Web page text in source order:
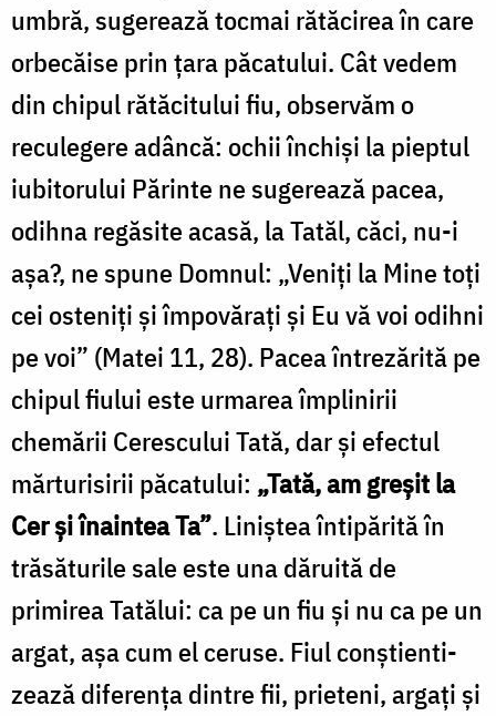
umbră, sugerează tocmai rătăcirea în care
orbecăise prin țara păcatului. Cât vedem
din chipul rătăcitului fiu, observăm o
reculegere adâncă: ochii închiși la pieptul
iubitorului Părinte ne sugerează pacea,
odihna regăsite acasă, la Tatăl, căci, nu-i
așa?, ne spune Domnul: „Veniți la Mine toți
cei osteniți și îm­po­vă­rați și Eu vă voi odihni
pe voi” (Matei 11, 28). Pacea întrezărită pe
chipul fiului este urmarea împlinirii
chemării Cerescului Tată, dar și efectul
mărturisirii păcatului: „Tată, am greșit la
Cer și înaintea Ta”. Liniștea întipărită în
trăsăturile sale este una dăruită de
primirea Tatălui: ca pe un fiu și nu ca pe un
argat, așa cum el ceruse. Fiul conștien­ti­
zea­ză diferența dintre fii, prieteni, argați și